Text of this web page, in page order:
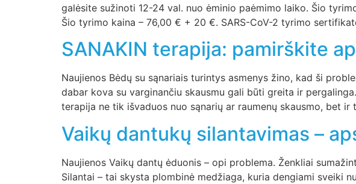
galėsite sužinoti 12-24 val. nuo ėminio paėmimo laiko. Šio
Šio tyrimo kaina – 76,00 € + 20 €. SARS-CoV-2 tyrimo
SANAKIN terapija: pamirškite
Naujienos Bėdų su sąnariais turintys asmenys žino, kad ši
dabar kova su varginančiu skausmu gali būti greita ir
terapija ne tik išvaduos nuo sąnarių ar raumenų skausmo, bet
Vaikų dantukų silantavimas –
Naujienos Vaikų dantų ėduonis – opi problema. Ženkliai
Silantai – tai skysta plombinė medžiaga, kuria dengiami sveiki